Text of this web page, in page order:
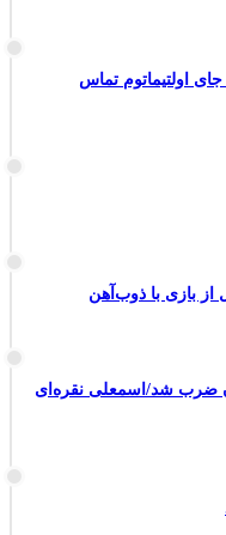
اولتیماتوم تماس
از بازی با ذوب‌آهن
ضرب شد/اسمعلی نقره‌ای